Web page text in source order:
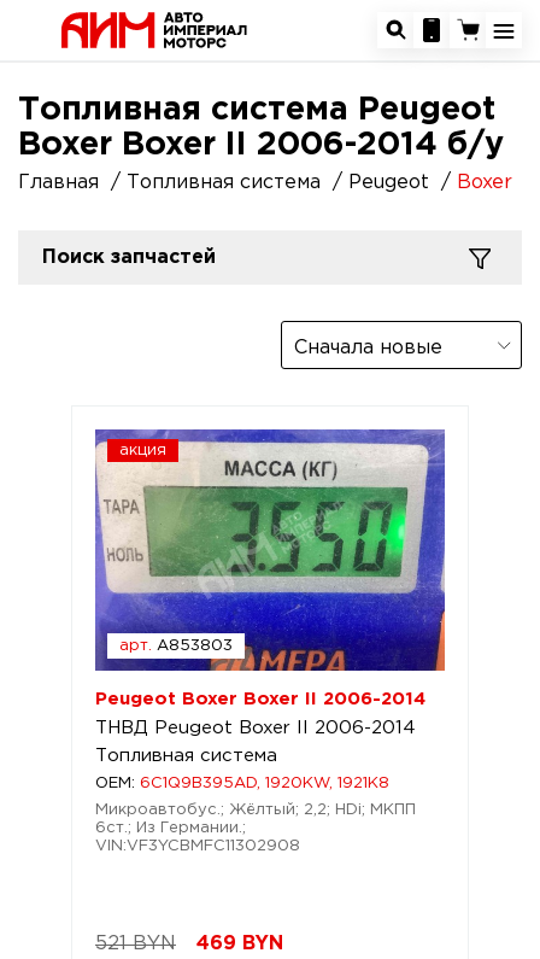
Топливная система Peugeot
Boxer Boxer II 2006-2014 б/у
Главная Топливная система Peugeot Boxer
Поиск запчастей
Сначала новые
акция
арт. A853803
Peugeot Boxer Boxer II 2006-2014
ТНВД Peugeot Boxer II 2006-2014
Топливная система
OEM: 6C1Q9B395AD, 1920KW, 1921K8
Микроавтобус.; Жёлтый; 2,2; HDi; МКПП
6ст.; Из Германии.;
VIN:VF3YCBMFC11302908
521 BYN 469 BYN